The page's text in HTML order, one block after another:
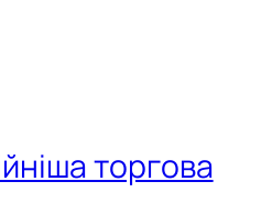
торгова